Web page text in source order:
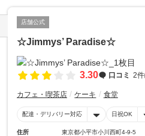
店舗公式
☆Jimmys’ Paradise☆
3.30 口コミ 2件
カフェ・喫茶店 ケーキ 食堂
配達・デリバリー対応 日祝OK
住所
東京都小平市小川西町4-9-5